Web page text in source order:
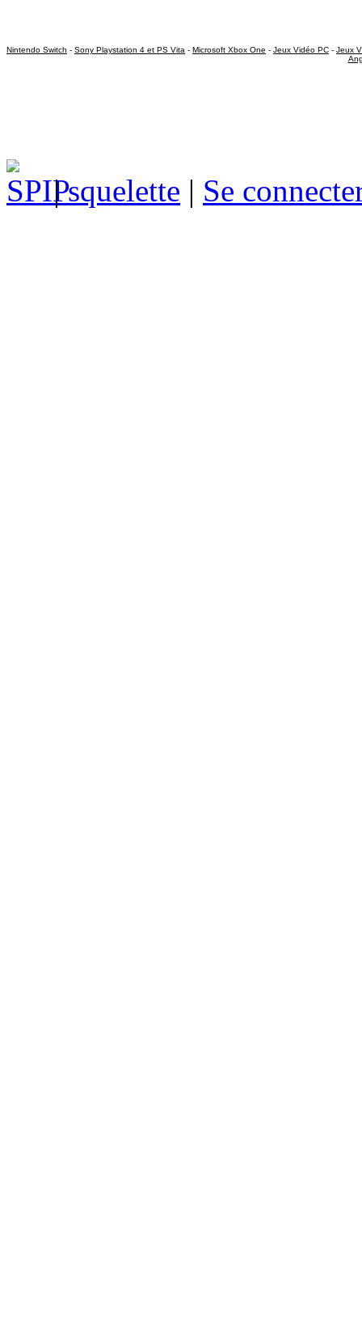
Nintendo Switch - Sony Playstation 4 et PS Vita - Microsoft Xbox One - Jeux Vidéo PC - Jeux
|squelette | Se